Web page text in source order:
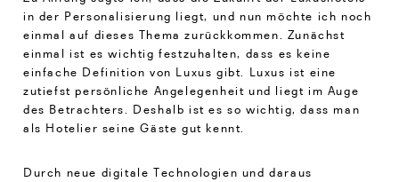
in der Personalisierung liegt, und nun möchte ich noch
einmal auf dieses Thema zurückkommen. Zunächst
einmal ist es wichtig festzuhalten, dass es keine
einfache Definition von Luxus gibt. Luxus ist eine
zutiefst persönliche Angelegenheit und liegt im Auge
des Betrachters. Deshalb ist es so wichtig, dass man
als Hotelier seine Gäste gut kennt.
Durch neue digitale Technologien und daraus